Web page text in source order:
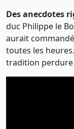
Des anecdotes
duc Philippe le
aurait
toutes les
tradition perdure